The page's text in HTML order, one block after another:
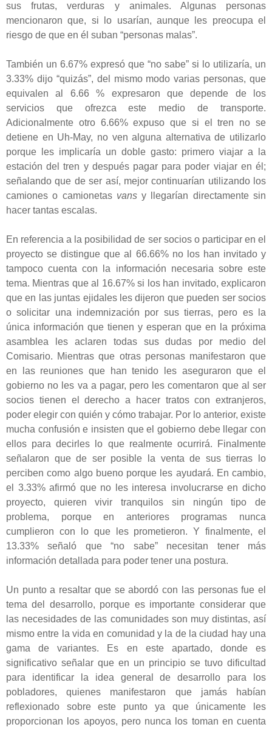
sus frutas, verduras y animales. Algunas personas
mencionaron que, si lo usarían, aunque les preocupa el
riesgo de que en él suban “personas malas”.
También un 6.67% expresó que “no sabe” si lo utilizaría, un
3.33% dijo “quizás”, del mismo modo varias personas, que
equivalen al 6.66 % expresaron que depende de los
servicios que ofrezca este medio de transporte.
Adicionalmente otro 6.66% expuso que si el tren no se
detiene en Uh-May, no ven alguna alternativa de utilizarlo
porque les implicaría un doble gasto: primero viajar a la
estación del tren y después pagar para poder viajar en él;
señalando que de ser así, mejor continuarían utilizando los
camiones o camionetas vansy llegarían directamente sin
hacer tantas escalas.
En referencia a la posibilidad de ser socios o participar en el
proyecto se distingue que al 66.66% no los han invitado y
tampoco cuenta con la información necesaria sobre este
tema. Mientras que al 16.67% si los han invitado, explicaron
que en las juntas ejidales les dijeron que pueden ser socios
o solicitar una indemnización por sus tierras, pero es la
única información que tienen y esperan que en la próxima
asamblea les aclaren todas sus dudas por medio del
Comisario. Mientras que otras personas manifestaron que
en las reuniones que han tenido les aseguraron que el
gobierno no les va a pagar, pero les comentaron que al ser
socios tienen el derecho a hacer tratos con extranjeros,
poder elegir con quién y cómo trabajar. Por lo anterior, existe
mucha confusión e insisten que el gobierno debe llegar con
ellos para decirles lo que realmente ocurrirá. Finalmente
señalaron que de ser posible la venta de sus tierras lo
perciben como algo bueno porque les ayudará. En cambio,
el 3.33% afirmó que no les interesa involucrarse en dicho
proyecto, quieren vivir tranquilos sin ningún tipo de
problema, porque en anteriores programas nunca
cumplieron con lo que les prometieron. Y finalmente, el
13.33% señaló que “no sabe” necesitan tener más
información detallada para poder tener una postura.
Un punto a resaltar que se abordó con las personas fue el
tema del desarrollo, porque es importante considerar que
las necesidades de las comunidades son muy distintas, así
mismo entre la vida en comunidad y la de la ciudad hay una
gama de variantes. Es en este apartado, donde es
significativo señalar que en un principio se tuvo dificultad
para identificar la idea general de desarrollo para los
pobladores, quienes manifestaron que jamás habían
reflexionado sobre este punto ya que únicamente les
proporcionan los apoyos, pero nunca los toman en cuenta